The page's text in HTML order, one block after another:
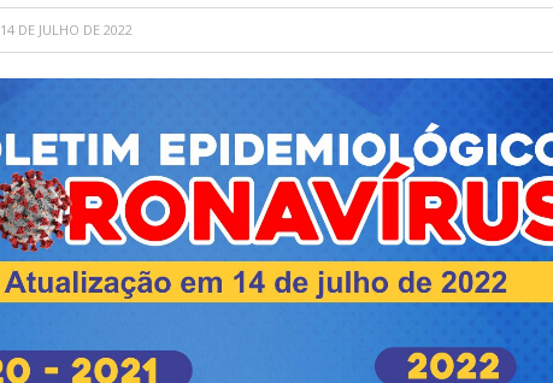
14 DE JULHO DE 2022